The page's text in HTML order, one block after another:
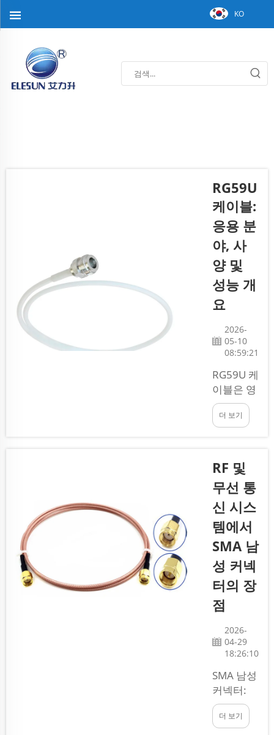
KO
RG59U
케이블:
응용 분
야, 사
양 및
성능 개
요
2026-
05-10
08:59:21
RG59U 케
이블은 영
상 및 오디
오 신호 전
동축 케이
블의 일종
으로, 특히
보안 카메
라 및 TV
설치 환경
에서 인기
있는 선택
지입니다.
RG59U 케
이블은 구
리로 된 중
심 도체를
절연재로
감싸고, 차
폐층과 외
부 재킷으
로 구성되
어 있습니
더 보기
RF 및
무선 통
신 시스
템에서
SMA 남
성 커넥
터의 장
점
2026-
04-29
18:26:10
SMA 남성
커넥터:
RF 및 무
선 시스템
더 보기